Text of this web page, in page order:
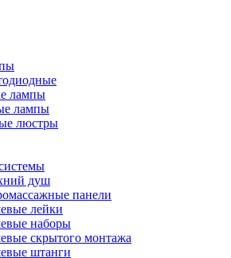
лампы
лампы
люстры
душ
панели
лейки
наборы
скрытого монтажа
штанги